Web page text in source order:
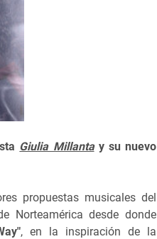
Giulia Millantay su nuevo
propuestas musicales del
Norteamérica desde donde
, en la inspiración de la